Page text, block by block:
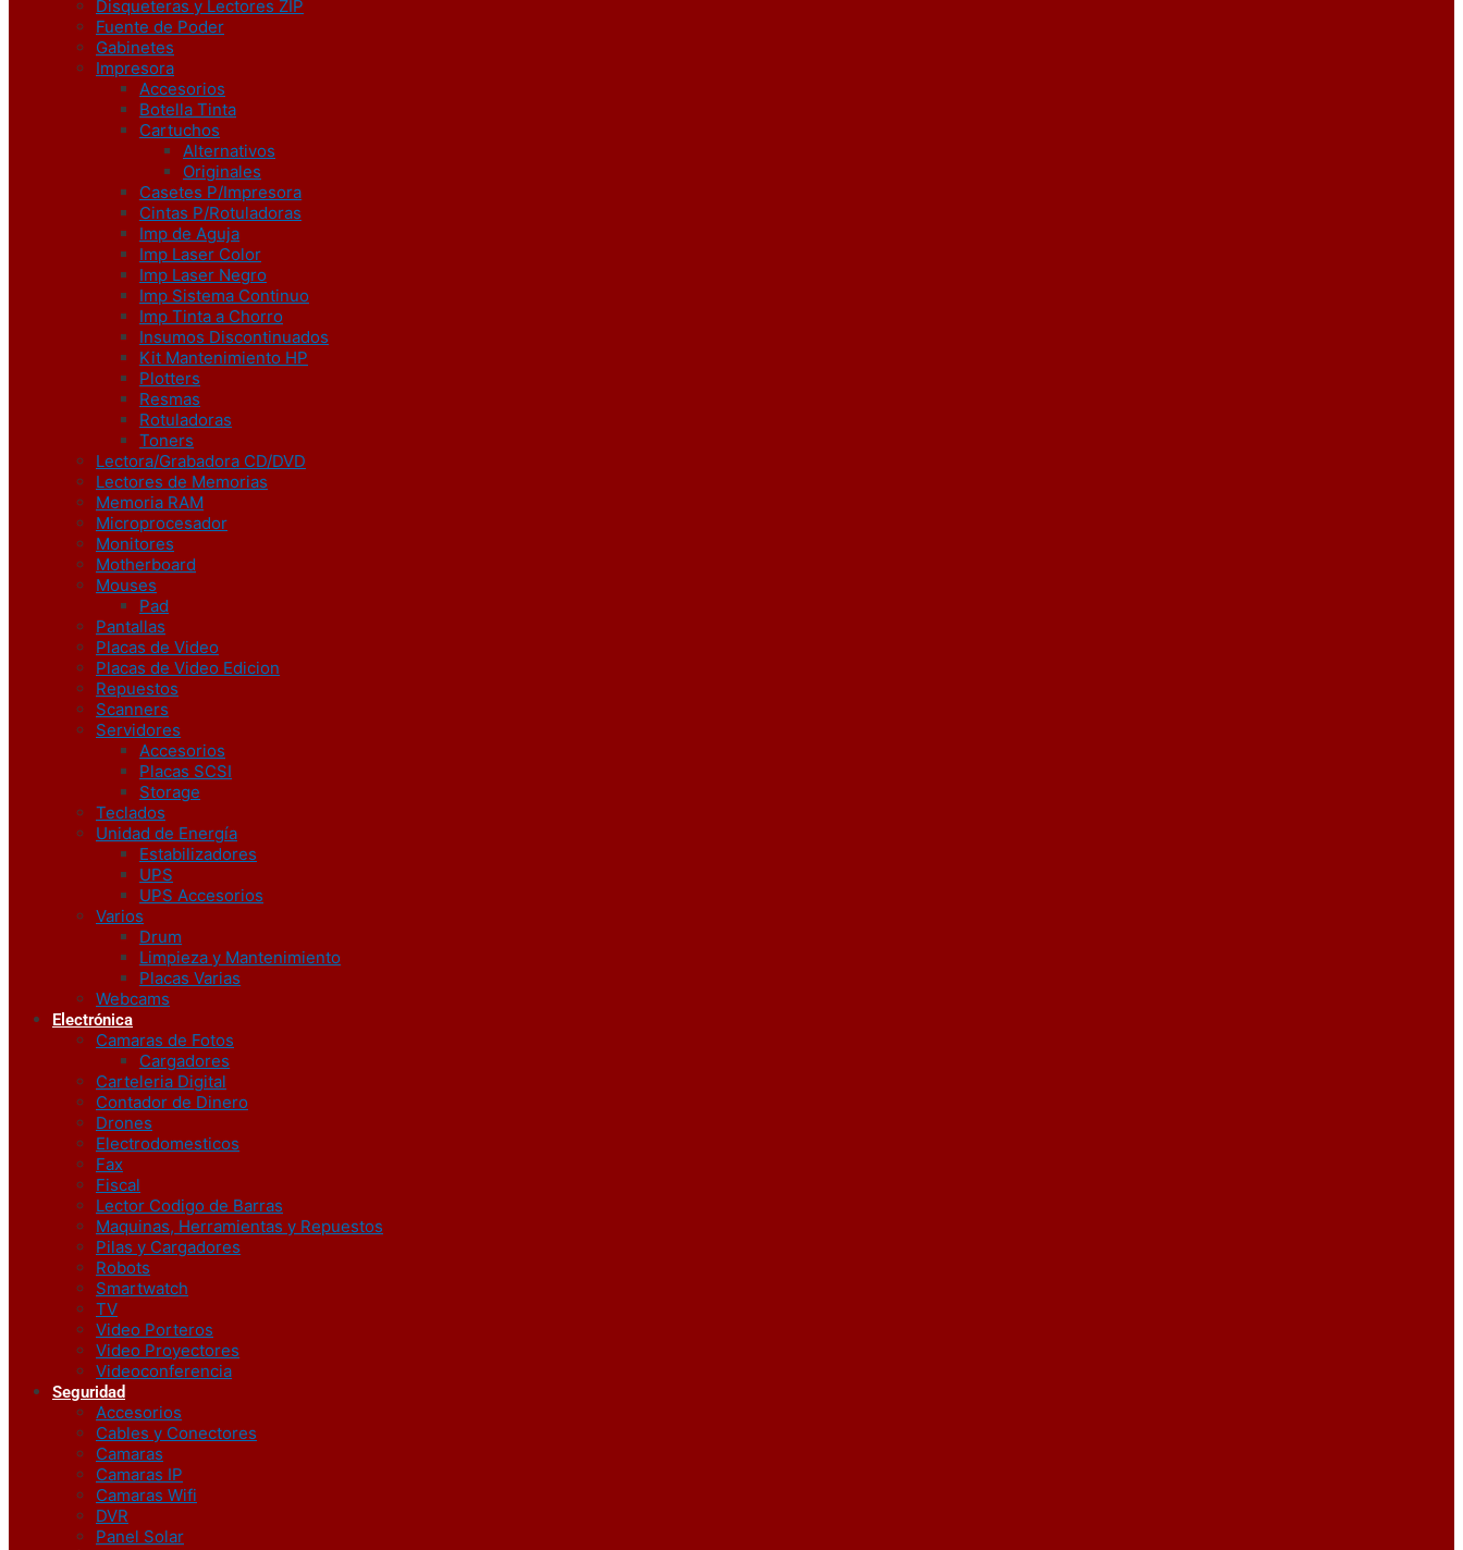
Disqueteras y Lectores ZIP
Fuente de Poder
Gabinetes
Impresora
Accesorios
Botella Tinta
Cartuchos
Alternativos
Originales
Casetes P/Impresora
Cintas P/Rotuladoras
Imp de Aguja
Imp Laser Color
Imp Laser Negro
Imp Sistema Continuo
Imp Tinta a Chorro
Insumos Discontinuados
Kit Mantenimiento HP
Plotters
Resmas
Rotuladoras
Toners
Lectora/Grabadora CD/DVD
Lectores de Memorias
Memoria RAM
Microprocesador
Monitores
Motherboard
Mouses
Pad
Pantallas
Placas de Video
Placas de Video Edicion
Repuestos
Scanners
Servidores
Accesorios
Placas SCSI
Storage
Teclados
Unidad de Energía
Estabilizadores
UPS
UPS Accesorios
Varios
Drum
Limpieza y Mantenimiento
Placas Varias
Webcams
Electrónica
Camaras de Fotos
Cargadores
Carteleria Digital
Contador de Dinero
Drones
Electrodomesticos
Fax
Fiscal
Lector Codigo de Barras
Maquinas, Herramientas y Repuestos
Pilas y Cargadores
Robots
Smartwatch
TV
Video Porteros
Video Proyectores
Videoconferencia
Seguridad
Accesorios
Cables y Conectores
Camaras
Camaras IP
Camaras Wifi
DVR
Panel Solar